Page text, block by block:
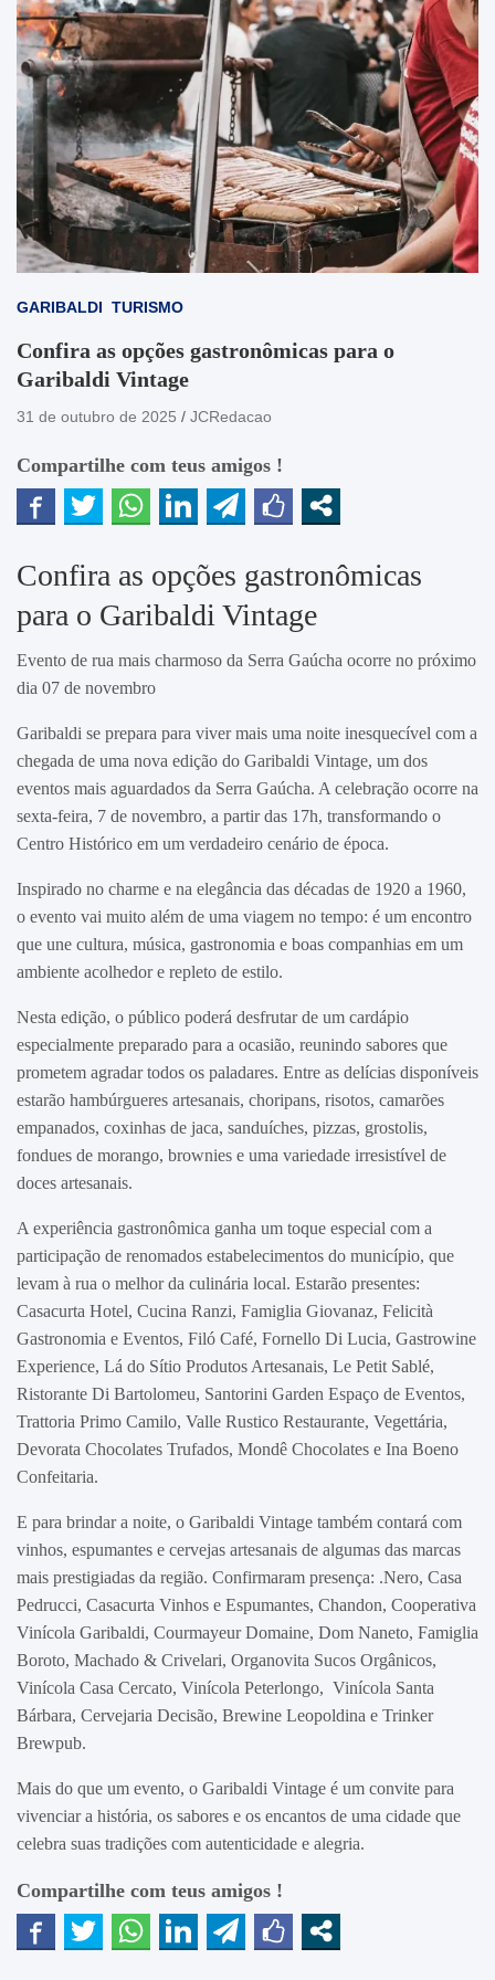
GARIBALDI TURISMO
Confira as opções gastronômicas para o
Garibaldi Vintage
31 de outubro de 2025 JCRedacao
Compartilhe com teus amigos !
Confira as opções gastronômicas
para o Garibaldi Vintage
Evento de rua mais charmoso da Serra Gaúcha ocorre no próximo
dia 07 de novembro
Garibaldi se prepara para viver mais uma noite inesquecível com a
chegada de uma nova edição do Garibaldi Vintage, um dos
eventos mais aguardados da Serra Gaúcha. A celebração ocorre na
sexta-feira, 7 de novembro, a partir das 17h, transformando o
Centro Histórico em um verdadeiro cenário de época.
Inspirado no charme e na elegância das décadas de 1920 a 1960,
o evento vai muito além de uma viagem no tempo: é um encontro
que une cultura, música, gastronomia e boas companhias em um
ambiente acolhedor e repleto de estilo.
Nesta edição, o público poderá desfrutar de um cardápio
especialmente preparado para a ocasião, reunindo sabores que
prometem agradar todos os paladares. Entre as delícias disponíveis
estarão hambúrgueres artesanais, choripans, risotos, camarões
empanados, coxinhas de jaca, sanduíches, pizzas, grostolis,
fondues de morango, brownies e uma variedade irresistível de
doces artesanais.
A experiência gastronômica ganha um toque especial com a
participação de renomados estabelecimentos do município, que
levam à rua o melhor da culinária local. Estarão presentes:
Casacurta Hotel, Cucina Ranzi, Famiglia Giovanaz, Felicità
Gastronomia e Eventos, Filó Café, Fornello Di Lucia, Gastrowine
Experience, Lá do Sítio Produtos Artesanais, Le Petit Sablé,
Ristorante Di Bartolomeu, Santorini Garden Espaço de Eventos,
Trattoria Primo Camilo, Valle Rustico Restaurante, Vegettária,
Devorata Chocolates Trufados, Mondê Chocolates e Ina Boeno
Confeitaria.
E para brindar a noite, o Garibaldi Vintage também contará com
vinhos, espumantes e cervejas artesanais de algumas das marcas
mais prestigiadas da região. Confirmaram presença: .Nero, Casa
Pedrucci, Casacurta Vinhos e Espumantes, Chandon, Cooperativa
Vinícola Garibaldi, Courmayeur Domaine, Dom Naneto, Famiglia
Boroto, Machado & Crivelari, Organovita Sucos Orgânicos,
Vinícola Casa Cercato, Vinícola Peterlongo, Vinícola Santa
Bárbara, Cervejaria Decisão, Brewine Leopoldina e Trinker
Brewpub.
Mais do que um evento, o Garibaldi Vintage é um convite para
vivenciar a história, os sabores e os encantos de uma cidade que
celebra suas tradições com autenticidade e alegria.
Compartilhe com teus amigos !